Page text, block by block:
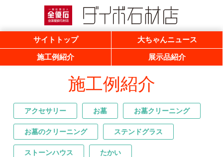
一般社団法人 全優石 全国優良石材店
サイトトップ
大ちゃんニュース
施工例紹介
展示品紹介
施工例紹介
アクセサリー お墓 お墓クリーニング
お墓のクリーニング ステンドグラス
ストーンハウス たかい